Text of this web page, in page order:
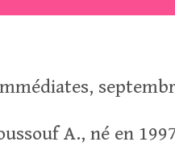
A., né en